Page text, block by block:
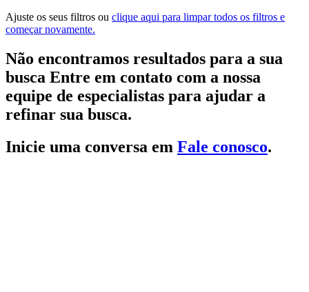
Ajuste os seus filtros ou clique aqui para limpar todos os filtros e
começar novamente.
Não encontramos resultados para a sua
busca Entre em contato com a nossa
equipe de especialistas para ajudar a
refinar sua busca.
Inicie uma conversa em Fale conosco.